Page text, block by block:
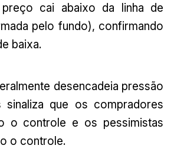
preço cai abaixo da linha de
pelo fundo), confirmando
baixa.
desencadeia pressão
sinaliza que os compradores
o controle e os pessimistas
o controle.